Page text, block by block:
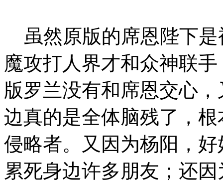
虽然原版的席恩陛下是
魔攻打人界才和众神联
版罗兰没有和席恩交心
边真的是全体脑残了，
侵略者。又因为杨阳，
累死身边许多朋友；还